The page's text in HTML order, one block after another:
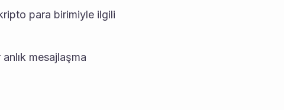
para birimiyle ilgili
mesajlaşma